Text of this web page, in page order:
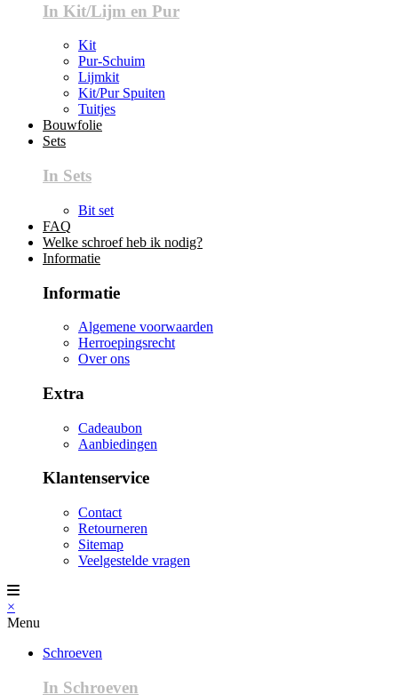
In Kit/Lijm en Pur
Kit
Pur-Schuim
Lijmkit
Kit/Pur Spuiten
Tuitjes
Bouwfolie
Sets
In Sets
Bit set
FAQ
Welke schroef heb ik nodig?
Informatie
Informatie
Algemene voorwaarden
Herroepingsrecht
Over ons
Extra
Cadeaubon
Aanbiedingen
Klantenservice
Contact
Retourneren
Sitemap
Veelgestelde vragen
×
Menu
Schroeven
In Schroeven